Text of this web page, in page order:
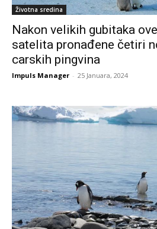
Životna sredina
Nakon velikih gubitaka
satelita pronađene četiri
carskih pingvina
Impuls Manager - 25 Januara, 2024